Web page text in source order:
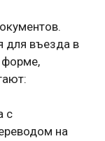
для въезда в
форме,
с
на